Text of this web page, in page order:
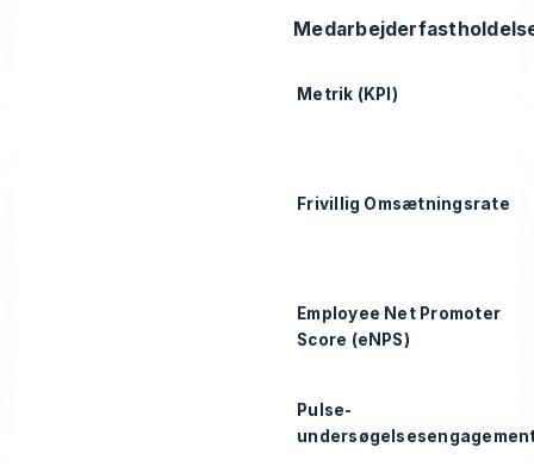
Metrik (KPI)
Frivillig Omsætningsrate
Employee Net Promoter
Score (eNPS)
Pulse-